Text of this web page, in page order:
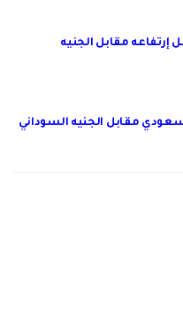
إرتفاعه مقابل الجنيه
مقابل الجنيه السوداني